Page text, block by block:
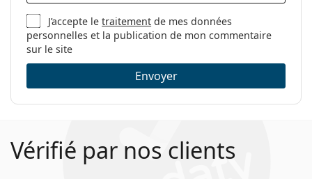
Autres
Sexe:
Pour femmes
Catégorie:
Max Mara
Code:
MM 5006 001 15 54
J’accepte letraitement de mes données
personnelles et la publication de mon commentaire
sur le site
Envoyer
Vérifié par nos clients